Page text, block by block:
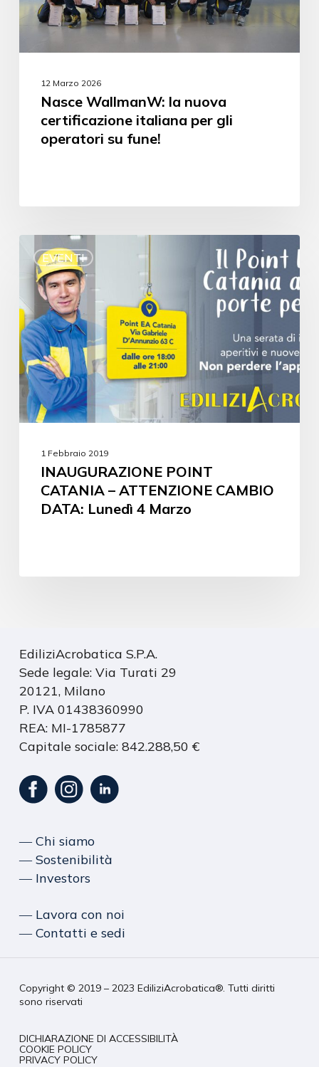
12 Marzo 2026
Nasce WallmanW: la nuova
certificazione italiana per gli
operatori su fune!
EVENTI
1 Febbraio 2019
INAUGURAZIONE POINT
CATANIA – ATTENZIONE CAMBIO
DATA: Lunedì 4 Marzo
EdiliziAcrobatica S.P.A.
Sede legale: Via Turati 29
20121, Milano
P. IVA 01438360990
REA: MI-1785877
Capitale sociale: 842.288,50 €
― Chi siamo
― Sostenibilità
― Investors
― Lavora con noi
― Contatti e sedi
Copyright © 2019 – 2023 EdiliziAcrobatica®. Tutti diritti
sono riservati
DICHIARAZIONE DI ACCESSIBILITÀ
COOKIE POLICY
PRIVACY POLICY